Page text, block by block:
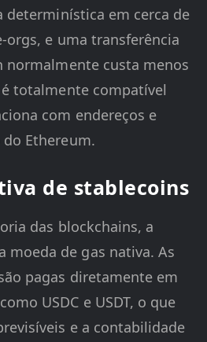
determinística em cerca de
orgs, e uma transferência
normalmente custa menos
é totalmente compatível
com endereços e
Ethereum.
de stablecoins
das blockchains, a
moeda de gas nativa. As
pagas diretamente em
USDC e USDT, o que
e a contabilidade